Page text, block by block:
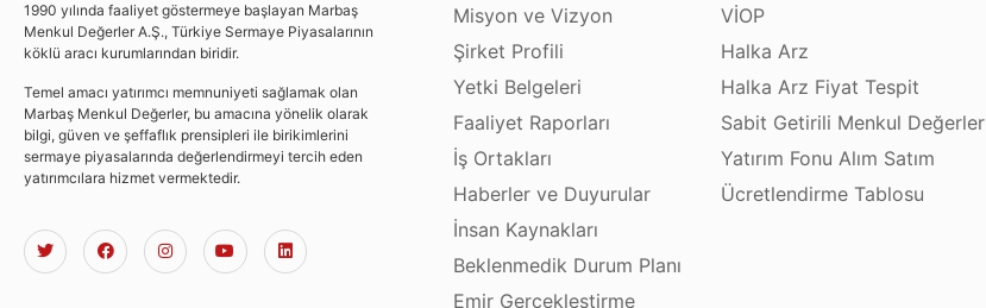
1990 yılında faaliyet göstermeye başlayan Marbaş
Menkul Değerler A.Ş., Türkiye Sermaye Piyasalarının
köklü aracı kurumlarından biridir.
Temel amacı yatırımcı memnuniyeti sağlamak olan
Marbaş Menkul Değerler, bu amacına yönelik olarak
bilgi, güven ve şeffaflık prensipleri ile birikimlerini
sermaye piyasalarında değerlendirmeyi tercih eden
yatırımcılara hizmet vermektedir.
Misyon ve Vizyon
Şirket Profili
Yetki Belgeleri
Faaliyet Raporları
İş Ortakları
Haberler ve Duyurular
İnsan Kaynakları
Beklenmedik Durum Planı
Emir Gerçekleştirme
VİOP
Halka Arz
Halka Arz Fiyat Tespit
Sabit Getirili Menkul Değerler
Yatırım Fonu Alım Satım
Ücretlendirme Tablosu